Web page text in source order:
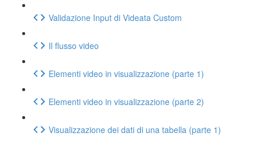
Validazione Input di Videata Custom
Il flusso video
Elementi video in visualizzazione (parte 1)
Elementi video in visualizzazione (parte 2)
Visualizzazione dei dati di una tabella (parte 1)